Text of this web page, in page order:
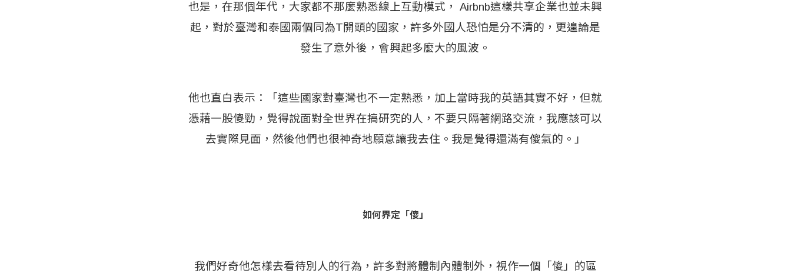
也是，在那個年代，大家都不那麼熟悉線上互動模式， Airbnb這樣共享企業也並未興
起，對於臺灣和泰國兩個同為T開頭的國家，許多外國人恐怕是分不清的，更遑論是
發生了意外後，會興起多麼大的風波。
他也直白表示：「這些國家對臺灣也不一定熟悉，加上當時我的英語其實不好，但就
憑藉一股傻勁，覺得說面對全世界在搞研究的人，不要只隔著網路交流，我應該可以
去實際見面，然後他們也很神奇地願意讓我去住。我是覺得還滿有傻氣的。」
如何界定「傻」
我們好奇他怎樣去看待別人的行為，許多對將體制內體制外，視作一個「傻」的區